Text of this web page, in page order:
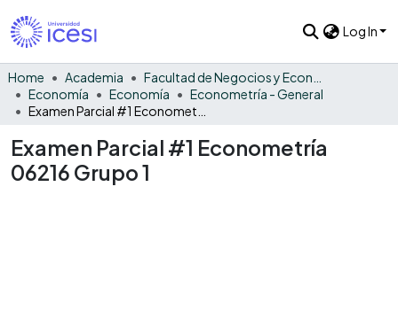
Log In
Home Academia
Economía
Economía
Econometría - General
Examen Parcial #1 Econometría
06216 Grupo 1